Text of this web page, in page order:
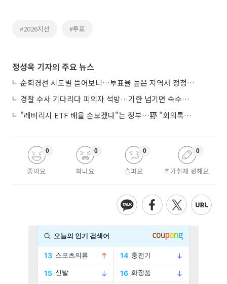
#2026지선 #투표
정성욱 기자의 주요 뉴스
순회경선 시도별 뜯어보니…투표율 높은 지역서 정청래 강세
경찰 수사 기다리다 피의자 석방…기한 넘기면 속수무책
"레버리지 ETF 배율 손보겠다"는 정부…野 "회의록부터 내놔야"
좋아요
0
화나요
0
슬퍼요
0
추가취재 원해요
0